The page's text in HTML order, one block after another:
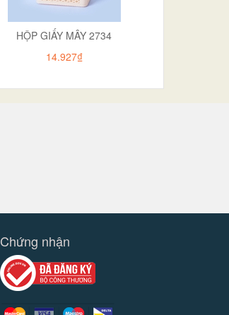
HỘP GIẤY MÂY 2734
14.927₫
Chứng nhận